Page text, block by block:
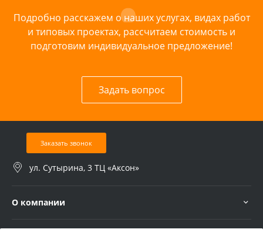
Подробно расскажем о наших услугах, видах работ
и типовых проектах, рассчитаем стоимость и
подготовим индивидуальное предложение!
Задать вопрос
Заказать звонок
ул. Сутырина, 3 ТЦ «Аксон»
О компании